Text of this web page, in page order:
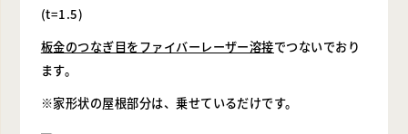
(t=1.5)
板金のつなぎ目をファイバーレーザー溶接でつないでおり
ます。
※家形状の屋根部分は、乗せているだけです。